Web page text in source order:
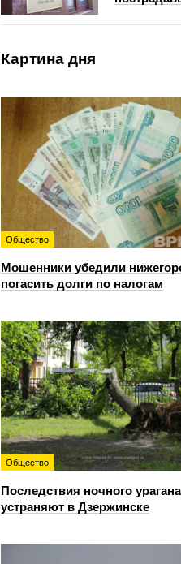
Картина дня
Общество
Мошенники убедили
погасить долги по налогам
Общество
Последствия ночного урагана
устраняют в Дзержинске